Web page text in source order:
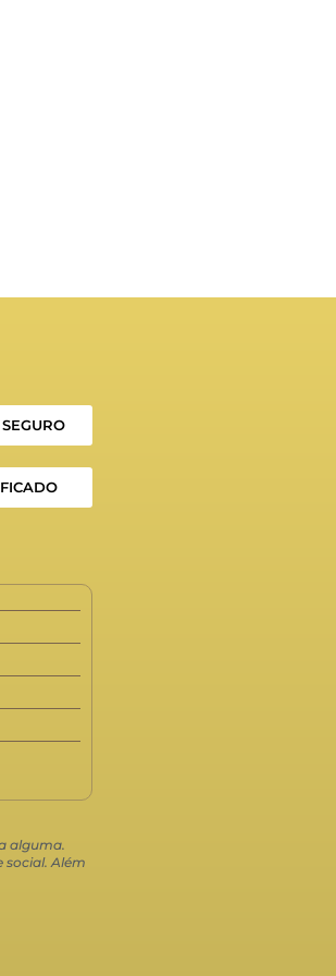
alguma.
social. Além